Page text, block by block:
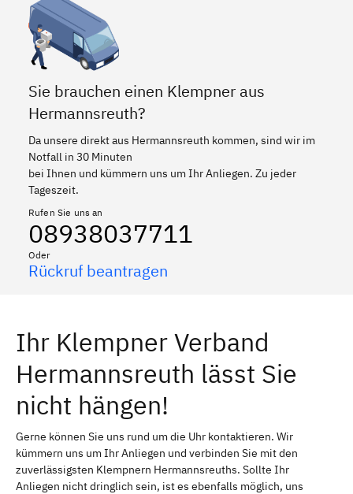
Sie brauchen einen Klempner aus
Hermannsreuth?
Da unsere direkt aus Hermannsreuth kommen, sind wir im
Notfall in 30 Minuten
bei Ihnen und kümmern uns um Ihr Anliegen. Zu jeder
Tageszeit.
Rufen Sie uns an
08938037711
Oder
Rückruf beantragen
Ihr Klempner Verband
Hermannsreuth lässt Sie
nicht hängen!
Gerne können Sie uns rund um die Uhr kontaktieren. Wir
kümmern uns um Ihr Anliegen und verbinden Sie mit den
zuverlässigsten Klempnern Hermannsreuths. Sollte Ihr
Anliegen nicht dringlich sein, ist es ebenfalls möglich, uns